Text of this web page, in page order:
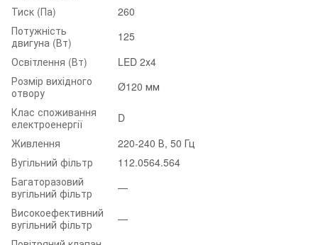
Тиск (Па)
260
Потужність
двигуна (Вт)
125
Освітлення (Вт)
LED 2х4
Розмір вихідного
отвору
Ø120 мм
Клас споживання
електроенергії
D
Живлення
220-240 В, 50 Гц
Вугільний фільтр
112.0564.564
Багаторазовий
вугільний фільтр
—
Високоефективний
вугільний фільтр
—